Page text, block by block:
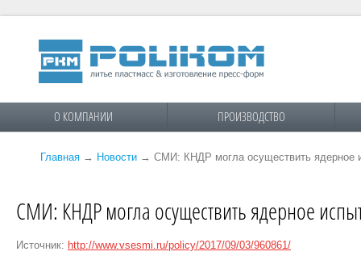
О КОМПАНИИ ПРОИЗВОДСТВО
Главная → Новости → СМИ: КНДР могла осуществить ядерное
СМИ: КНДР могла осуществить ядерное
Источник: http://www.vsesmi.ru/policy/2017/09/03/960861/